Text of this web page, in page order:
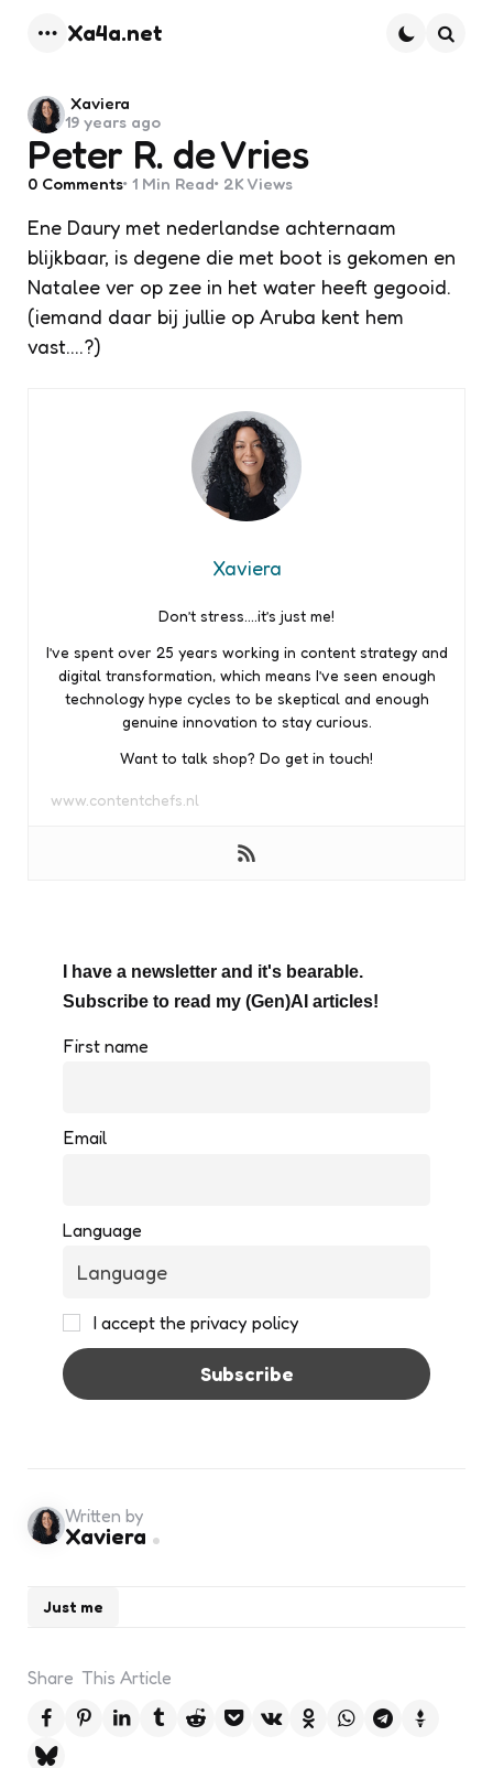
Xa4a.net
Peter R. de Vries
Posted
by
Xaviera
19 years ago
0 Comments 1 Min Read 2K Views
Ene Daury met nederlandse achternaam
blijkbaar, is degene die met boot is gekomen en
Natalee ver op zee in het water heeft gegooid.
(iemand daar bij jullie op Aruba kent hem
vast….?)
Xaviera
Don’t stress….it’s just me!
I’ve spent over 25 years working in content strategy and
digital transformation, which means I’ve seen enough
technology hype cycles to be skeptical and enough
genuine innovation to stay curious.
Want to talk shop? Do get in touch!
www.contentchefs.nl
I have a newsletter and it's bearable.
Subscribe to read my (Gen)AI articles!
First name
Email
Language
I accept the privacy policy
Just me
Written by
Xaviera
Share This Article